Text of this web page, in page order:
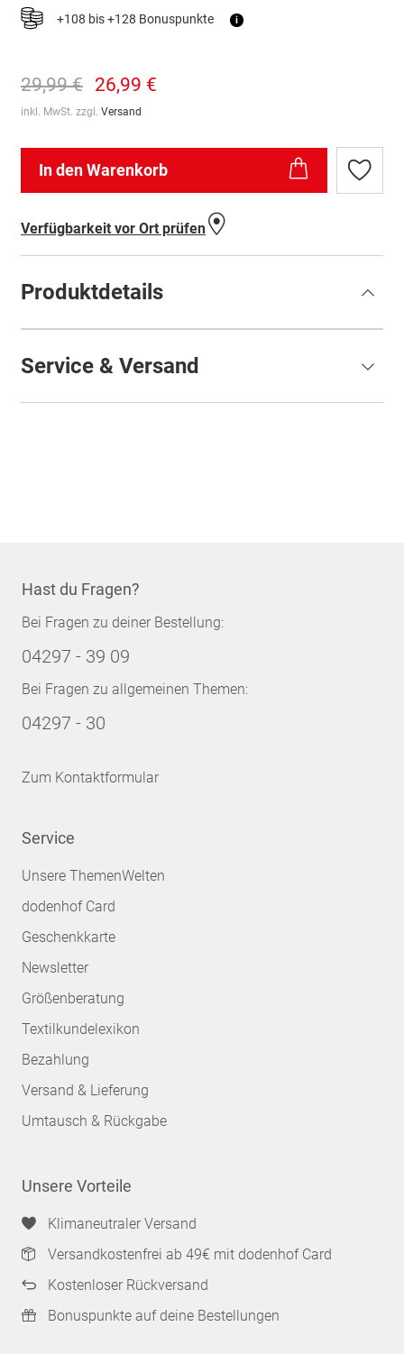
+108 bis +128 Bonuspunkte i
29,99 € 26,99 €
inkl. MwSt. zzgl. Versand
In den Warenkorb
Zur
Verfügbarkeit vor Ort prüfen
Produktdetails
Service & Versand
Hast du Fragen?
Bei Fragen zu deiner Bestellung:
04297 - 39 09
Bei Fragen zu allgemeinen Themen:
04297 - 30
Zum Kontaktformular
Service
Unsere ThemenWelten
dodenhof Card
Geschenkkarte
Newsletter
Größenberatung
Textilkundelexikon
Bezahlung
Versand & Lieferung
Umtausch & Rückgabe
Unsere Vorteile
Klimaneutraler Versand
Versandkostenfrei ab 49€ mit dodenhof Card
Kostenloser Rückversand
Bonuspunkte auf deine Bestellungen